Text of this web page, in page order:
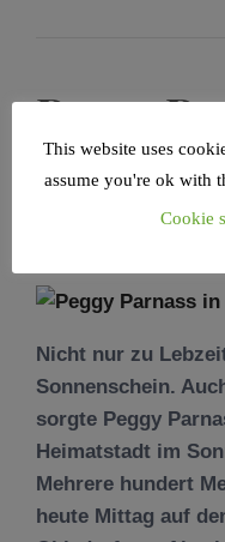
Peggy
18/03/
Nicht nur zu
Sonnenschein.
sorgte Peggy
Heimatstadt im
Mehrere hundert
heute Mittag auf
This website uses
assume you're ok with
Cookie